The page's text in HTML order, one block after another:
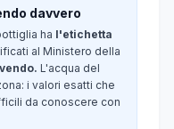
davvero
ha l'etichetta
al Ministero della
L'acqua del
i valori esatti che
da conoscere con